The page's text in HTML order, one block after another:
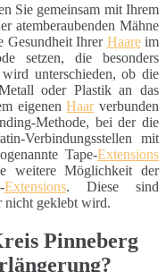
Sie gemeinsam mit Ihrem
atemberaubenden Mähne
Gesundheit Ihrer Haareim
setzen, die besonders
unterschieden, ob die
oder Plastik an das
eigenenHaarverbunden
Methode, bei der die
Verbindungsstellen mit
Tape-Extensions
weitere Möglichkeit der
Extensions. Diese sind
nicht geklebt wird.
Pinneberg